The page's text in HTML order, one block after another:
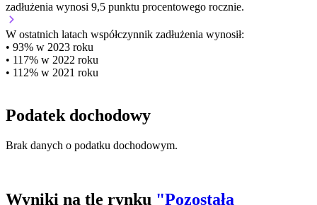
zadłużenia wynosi 9,5 punktu procentowego rocznie.
W ostatnich latach współczynnik zadłużenia wynosił:
• 93% w 2023 roku
• 117% w 2022 roku
• 112% w 2021 roku
Podatek dochodowy
Brak danych o podatku dochodowym.
Wyniki na tle rynku "Pozostała